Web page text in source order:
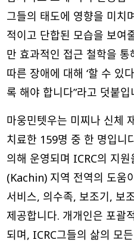
그들의 태도에 영향을 미치
적이고 단합된 모습을 보여
만 효과적인 접근 철학을
따른 장애에 대해 ‘할 수 있
록 해야 합니다”라고 덧붙입
마웅민텟우는 미찌나 신체
치료한 159명 중 한 명입니
의해 운영되며 ICRC의 지
(Kachin) 지역 전역의 도움
서비스, 의수족, 보조기, 보
제공합니다. 개개인은 포괄
되며, ICRC그들의 삶의 모